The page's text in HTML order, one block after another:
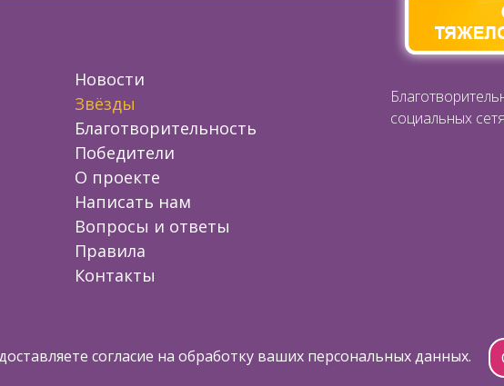
согласие на обработку ваших персональных данных.
Новости
Звёзды
Благотворительность
Победители
О проекте
Написать нам
Вопросы и ответы
Правила
Контакты
социальных
Благотворительный проект помощи детям «Твоя